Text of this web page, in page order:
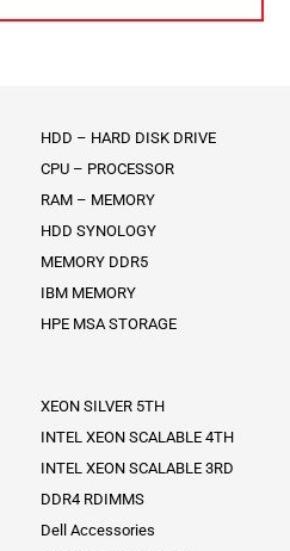
HDD – HARD DISK DRIVE
CPU – PROCESSOR
RAM – MEMORY
HDD SYNOLOGY
MEMORY DDR5
IBM MEMORY
HPE MSA STORAGE
XEON SILVER 5TH
INTEL XEON SCALABLE 4TH
INTEL XEON SCALABLE 3RD
DDR4 RDIMMS
Dell Accessories